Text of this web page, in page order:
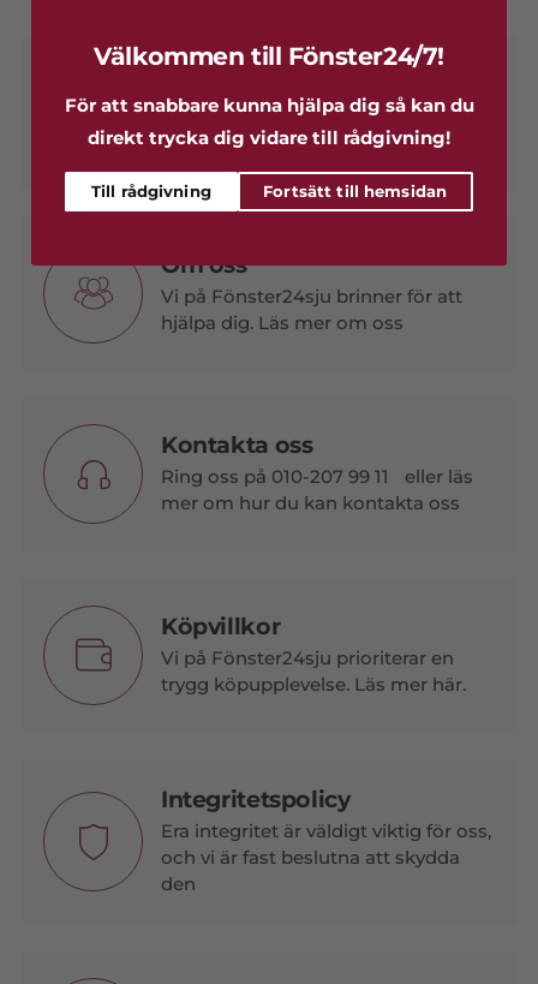
Läs och få svar på våra mest vanliga
frågor.
Om oss
Vi på Fönster24sju brinner för att
hjälpa dig. Läs mer om oss
Kontakta oss
Ring oss på 010-207 99 11 eller läs
mer om hur du kan kontakta oss
Köpvillkor
Vi på Fönster24sju prioriterar en
trygg köpupplevelse. Läs mer här.
Integritetspolicy
Era integritet är väldigt viktig för oss,
och vi är fast beslutna att skydda
den
Välkommen till Fönster24/7!
För att snabbare kunna hjälpa dig så kan du
direkt trycka dig vidare till rådgivning!
Till rådgivning Fortsätt till hemsidan